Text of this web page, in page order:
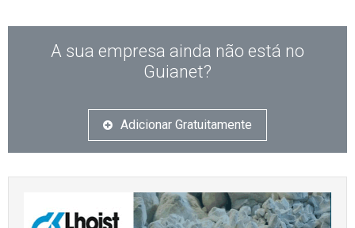
A sua empresa ainda não está no
Guianet?
Adicionar Gratuitamente